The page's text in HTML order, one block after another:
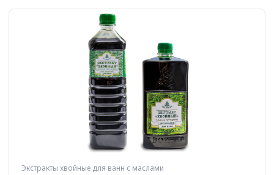
Экстракты хвойные для ванн с маслами